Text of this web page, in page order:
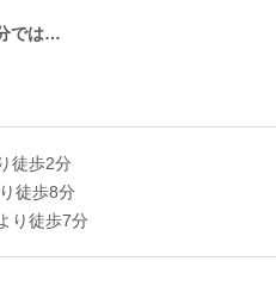
では…
徒歩2分
徒歩8分
り徒歩7分